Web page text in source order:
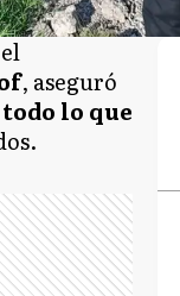
, aseguró
lo que